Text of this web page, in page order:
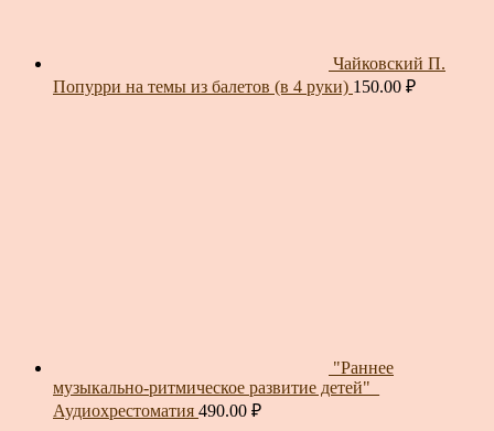
Чайковский П.
Попурри на темы из балетов (в 4 руки) 150.00 ₽
"Раннее
музыкально-ритмическое развитие детей"_
Аудиохрестоматия 490.00 ₽